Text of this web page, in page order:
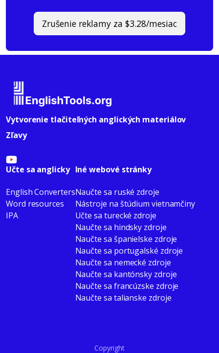
Zrušenie reklamy za $3.28/mesiac
Vytvorenie tlačiteľných anglických materiálov
Zľavy
Učte sa anglicky
English Converters
Word resources
IPA
Iné webové stránky
Naučte sa ruské zdroje
Nástroje na štúdium vietnamčiny
Učte sa turecké zdroje
Naučte sa hindsky zdroje
Naučte sa španielske zdroje
Naučte sa portugalské zdroje
Naučte sa nemecké zdroje
Naučte sa kantónsky zdroje
Naučte sa francúzske zdroje
Naučte sa talianske zdroje
Copyright